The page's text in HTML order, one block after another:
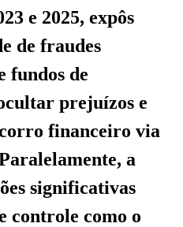
e 2025, expôs
de fraudes
fundos de
prejuízos e
financeiro via
a
significativas
controle como o